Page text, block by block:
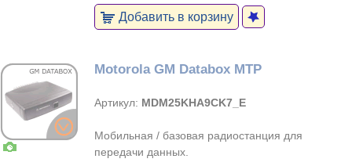
Добавить в корзину
Motorola GM Databox MTP
Артикул: MDM25KHA9CK7_E
Мобильная / базовая радиостанция для
передачи данных.